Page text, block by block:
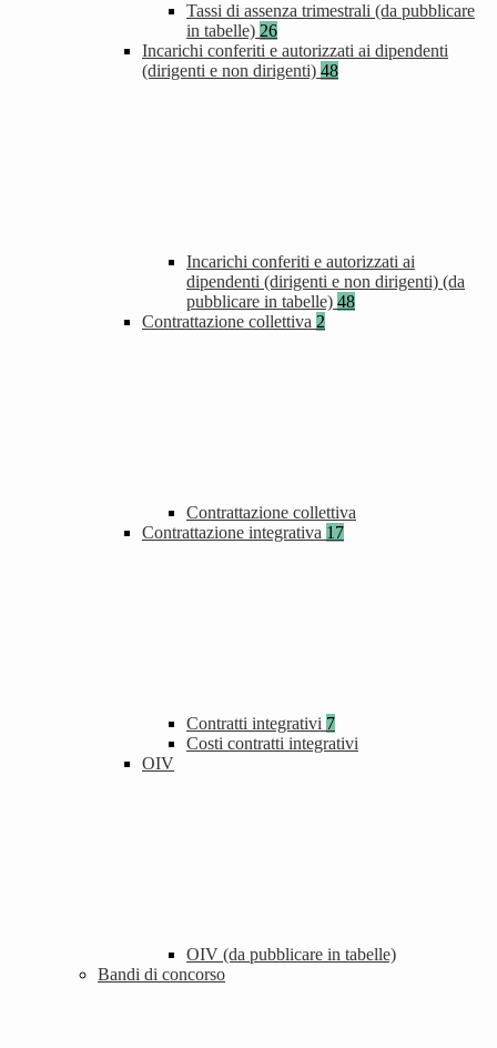
Tassi di assenza trimestrali (da pubblicare
in tabelle) 26
Incarichi conferiti e autorizzati ai dipendenti
(dirigenti e non dirigenti) 48
Incarichi conferiti e autorizzati ai
dipendenti (dirigenti e non dirigenti) (da
pubblicare in tabelle) 48
Contrattazione collettiva 2
Contrattazione collettiva
Contrattazione integrativa 17
Contratti integrativi 7
Costi contratti integrativi
OIV
OIV (da pubblicare in tabelle)
Bandi di concorso